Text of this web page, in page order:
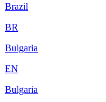
Brazil
BR
Bulgaria
EN
Bulgaria